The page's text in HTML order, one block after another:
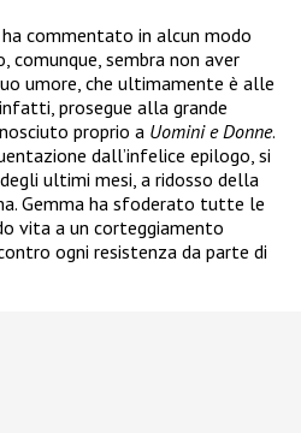
commentato in alcun modo
comunque, sembra non aver
umore, che ultimamente è alle
prosegue alla grande
proprio a Uomini e Donne.
dall’infelice epilogo, si
ultimi mesi, a ridosso della
Gemma ha sfoderato tutte le
vita a un corteggiamento
ogni resistenza da parte di